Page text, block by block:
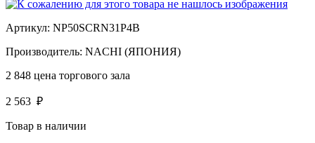
Артикул: NP50SCRN31P4B
Производитель: NACHI (ЯПОНИЯ)
2 848 цена торгового зала
2 563 ₽
Товар в наличии